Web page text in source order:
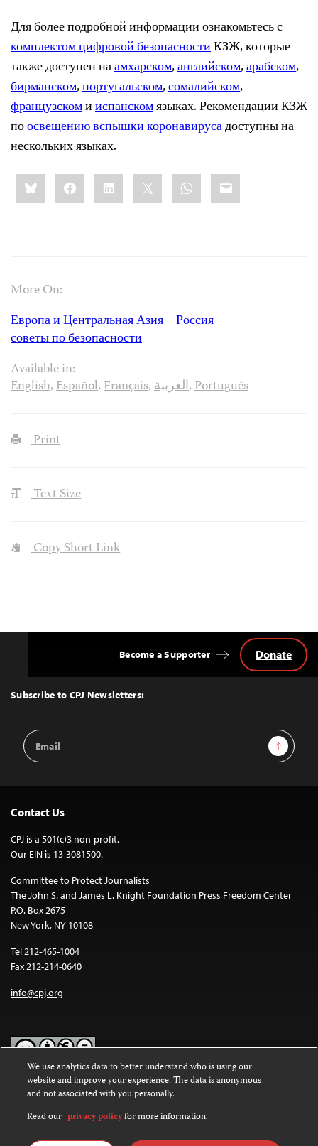
Для более подробной информации ознакомьтесь с
комплектом цифровой безопасностиКЗЖ, которые
также доступен наамхарском,английском,арабском,
бирманском,португальском,сомалийском,
французскомииспанскомязыках. Рекомендации КЗЖ
поосвещению вспышки коронавирусадоступны на
нескольких языках.
Share
this:BlueskyFacebookLinkedIn WhatsApp
Email
More On:
Европа и Центральная Азия
Россия
советы по безопасности
Available in:
English,Español,Français,العربية,Português
Print
Text Size
Copy Short Link
Top
Subscribe to CPJ Newsletters:
Email
Address
Sign Up
Become a Supporter Donate
Contact Us
CPJ is a 501(c)3 non-profit.
Our EIN is 13-3081500.
Committee to Protect Journalists
The John S. and James L. Knight Foundation Press Freedom Center
P.O. Box 2675
New York, NY 10108
Tel 212-465-1004
Fax 212-214-0640
info@cpj.org
Except where noted, text on this website is licensed under a
Commons Attribution-NonCommercial-NoDerivatives 4.0
International License.
Images and other media are not covered by the Creative Commons
We use analytics data to better understand who is using our
website and improve your experience. The data is anonymous
and not associated with you personally.
Read our privacy policyfor more information.